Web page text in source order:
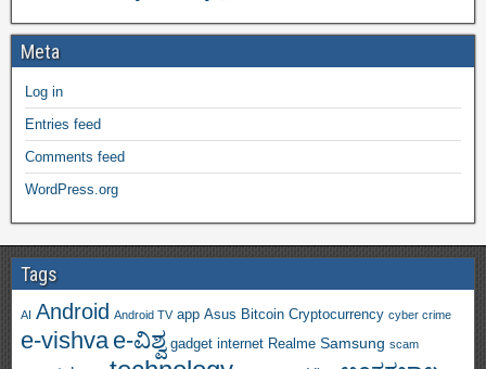
Meta
Log in
Entries feed
Comments feed
WordPress.org
Tags
AI Android Android TV app Asus Bitcoin Cryptocurrency cyber crime
e-vishva e-ವಿಶ್ವ gadget internet Realme Samsung scam